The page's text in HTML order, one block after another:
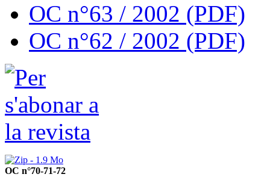
OC n°63 / 2002 (PDF)
OC n°62 / 2002 (PDF)
OC n°70-71-72